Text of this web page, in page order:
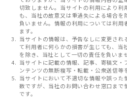
切致しません。当サイトの利用により利
も、当社の故意又は重過失による場合を
負いません。情報の利用については利用
ます。
当サイトの情報は、予告なしに変更され
て利用者に何らかの損害が生じても、当
を除き、当社として一切の責任を負いま
当サイトに記載の情報、記事、寄稿文・
ンテンツの無断複写・転載・公衆送信等
当サイトにおいて不適切な情報や誤った
数ですが、当社のお問い合わせ窓口まで
です。